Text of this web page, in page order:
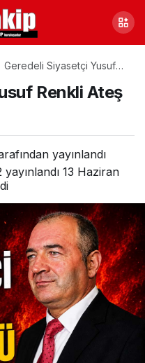
Geredeli Siyasetçi Yusuf
Renkli Ateş
yayınlandı
yayınlandı 13 Haziran
Paylaş